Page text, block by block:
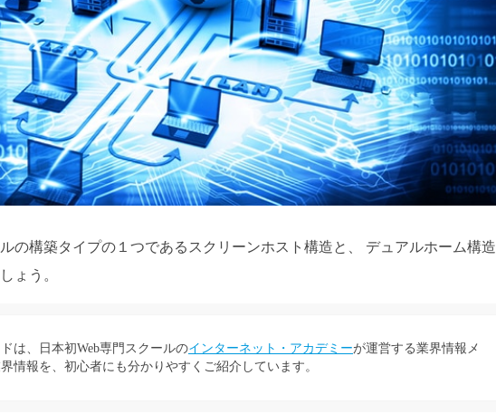
の構築タイプの１つであるスクリーンホスト構造と、 デュアルホーム構
ょう。
は、日本初Web専門スクールのインターネット・アカデミーが運営する業界情報メ
情報を、初心者にも分かりやすくご紹介しています。